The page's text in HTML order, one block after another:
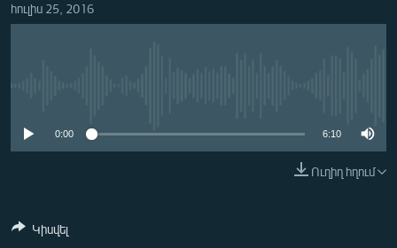
ՀԱՍԱՐԱԿՈՒԹՅՈՒՆ
ՏԱՐԱԾԱՇՐՋԱՆ
հուլիս 25, 2016
0:00 6:10
Ուղիղ հղում
Կիսվել